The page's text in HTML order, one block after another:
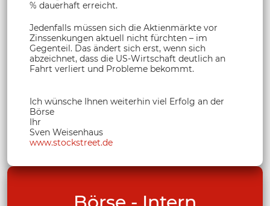
% dauerhaft erreicht.
Jedenfalls müssen sich die Aktienmärkte vor
Zinssenkungen aktuell nicht fürchten – im
Gegenteil. Das ändert sich erst, wenn sich
abzeichnet, dass die US-Wirtschaft deutlich an
Fahrt verliert und Probleme bekommt.
Ich wünsche Ihnen weiterhin viel Erfolg an der
Börse
Ihr
Sven Weisenhaus
www.stockstreet.de